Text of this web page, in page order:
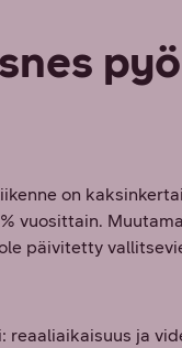
on
vuosittain.
päivitetty
reaaliaikaisuus ja